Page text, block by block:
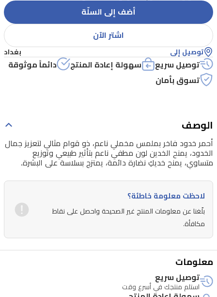
جمال
الخدود،
يمنح
الخدين
لون
مطفي
طبيعي
وتوزيع
متساوي،
يمنح
خديكِ
نضارة
دائمة،
يمتزج
بسلاسة
على
البشرة.
أضف إلى السلّة
اشتر الآن
توصيل إلى بغداد
توصيل سريع سهولة إعادة المنتج
دائماً موثوقة
تسوق بأمان
الوصف
أحمر خدود فاخر بملمس مخملي ناعم، ذو قوام مثالي لتعزيز جمال
الخدود، يمنح الخدين لون مطفي ناعم بتأثير طبيعي وتوزيع
متساوي، يمنح خديكِ نضارة دائمة، يمتزج بسلاسة على البشرة.
لاحظت معلومة خاطئة؟
بلّغنا عن معلومات المنتج غير الصحيحة واحصل على نقاط
مكافأة.
معلومات
توصيل سريع
استلم منتجك في أسرع وقت